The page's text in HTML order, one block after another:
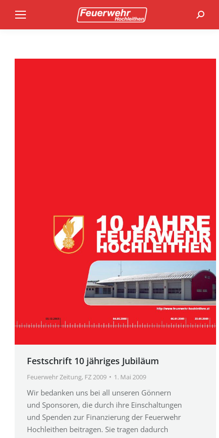
Festschrift 10 jähriges Jubiläum
Feuerwehr Zeitung, FZ 2009 1. Mai 2009
Wir bedanken uns bei all unseren Gönnern
und Sponsoren, die durch ihre Einschaltungen
und Spenden zur Finanzierung der Feuerwehr
Hochleithen beitragen. Sie tragen dadurch